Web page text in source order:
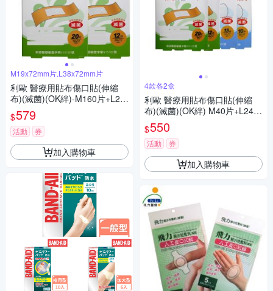
M19x72mm片,L38x72mm片
利歐 醫療用貼布傷口貼(伸縮
布)(滅菌)(OK絆)-M160片+L24
片
$579
活動 券
加入購物車
4款各2盒
利歐 醫療用貼布傷口貼(伸縮
布)(滅菌)(OK絆) M40片+L24片
+防水超薄傷口貼布(滅菌)(OK
絆) M30片+L20片
$550
活動 券
加入購物車